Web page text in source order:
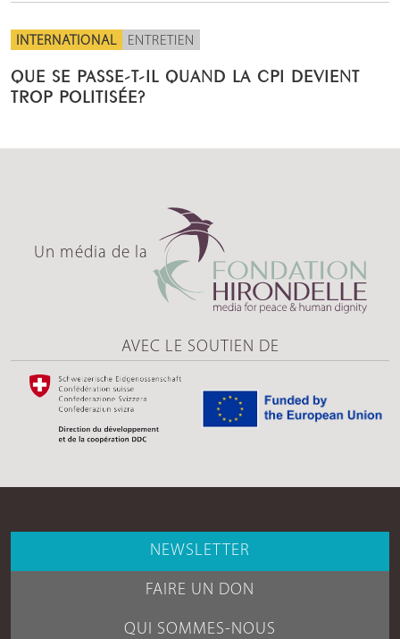
INTERNATIONAL ENTRETIEN
QUE SE PASSE-T-IL QUAND LA CPI DEVIENT
TROP POLITISÉE?
Un média de la
AVEC LE SOUTIEN DE
NEWSLETTER
FAIRE UN DON
QUI SOMMES-NOUS